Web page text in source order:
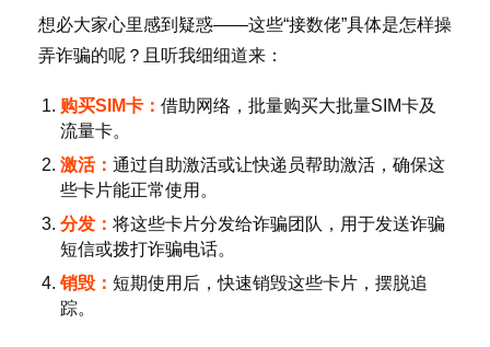
投稿
想必大家心里感到疑惑——这些“接数佬”具体是怎样操
弄诈骗的呢？且听我细细道来：
购买SIM卡： 借助网络，批量购买大批量SIM卡及
流量卡。
激活： 通过自助激活或让快递员帮助激活，确保这
些卡片能正常使用。
分发： 将这些卡片分发给诈骗团队，用于发送诈骗
短信或拨打诈骗电话。
销毁： 短期使用后，快速销毁这些卡片，摆脱追
踪。